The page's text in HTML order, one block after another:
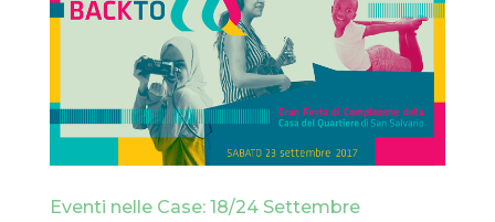
Eventi nelle Case: 18/24 Settembre